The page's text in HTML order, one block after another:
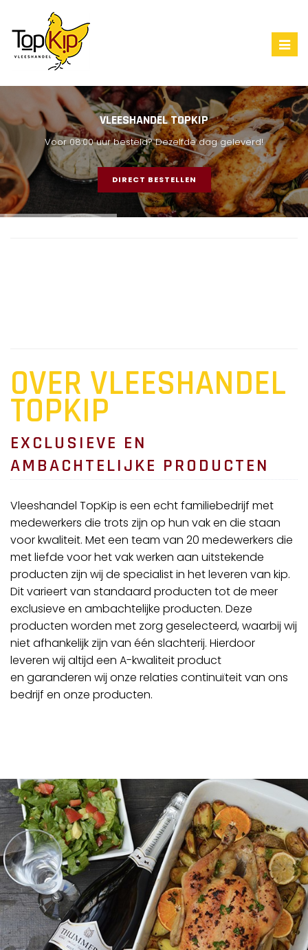
VLEESHANDEL TOPKIP
Voor 08:00 uur besteld? Dezelfde dag geleverd!
DIRECT BESTELLEN
OVER VLEESHANDEL
TOPKIP
EXCLUSIEVE EN
AMBACHTELIJKE PRODUCTEN
Vleeshandel TopKip is een echt familiebedrijf met
medewerkers die trots zijn op hun vak en die staan
voor kwaliteit. Met een team van 20 medewerkers die
met liefde voor het vak werken aan uitstekende
producten zijn wij de specialist in het leveren van kip.
Dit varieert van standaard producten tot de meer
exclusieve en ambachtelijke producten. Deze
producten worden met zorg geselecteerd, waarbij wij
niet afhankelijk zijn van één slachterij. Hierdoor
leveren wij altijd een A-kwaliteit product
en garanderen wij onze relaties continuïteit van ons
bedrijf en onze producten.